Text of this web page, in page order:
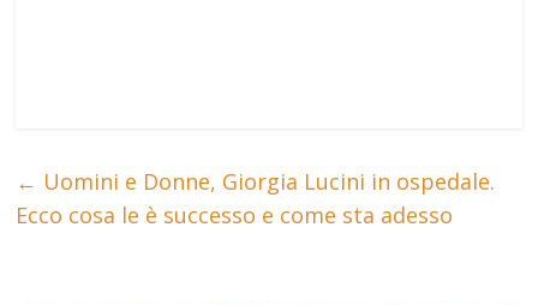
← Uomini e Donne, Giorgia Lucini in ospedale.
Ecco cosa le è successo e come sta adesso